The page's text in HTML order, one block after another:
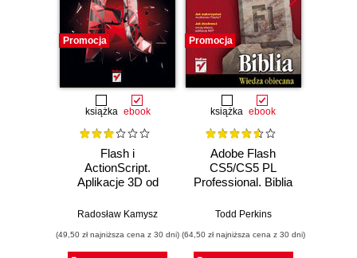
Promocja
książka ebook
Flash i
ActionScript.
Aplikacje 3D od
Radosław Kamysz
(49,50 zł najniższa cena z 30 dni)
Promocja
książka ebook
Adobe Flash
CS5/CS5 PL
Professional. Biblia
Todd Perkins
(64,50 zł najniższa cena z 30 dni)